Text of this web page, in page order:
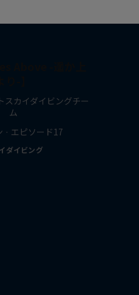
スカイダイビングチー
ム
· エピソード17
ダイビング